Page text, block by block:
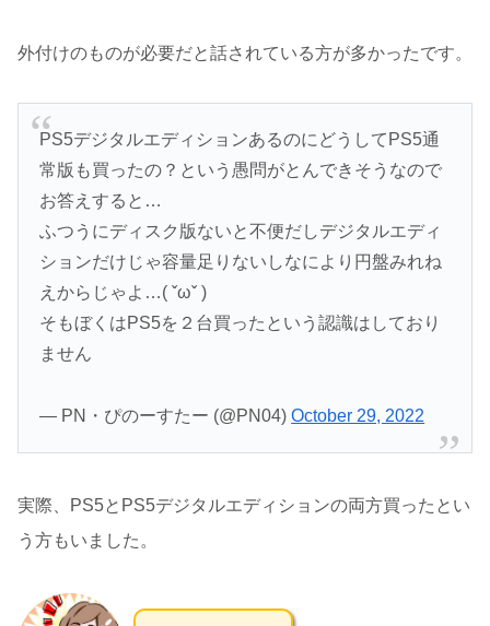
外付けのものが必要だと話されている方が多かったです。
PS5デジタルエディションあるのにどうしてPS5通
常版も買ったの？という愚問がとんできそうなので
お答えすると…
ふつうにディスク版ないと不便だしデジタルエディ
ションだけじゃ容量足りないしなにより円盤みれね
えからじゃよ…( ˇωˇ )
そもぼくはPS5を２台買ったという認識はしており
ません
— PN・ぴのーすたー (@PN04)October 29, 2022
実際、PS5とPS5デジタルエディションの両方買ったとい
う方もいました。